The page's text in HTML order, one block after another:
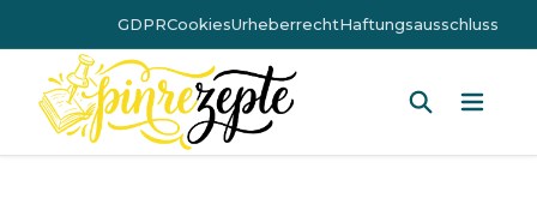
GDPRCookiesUrheberrechtHaftungsausschluss